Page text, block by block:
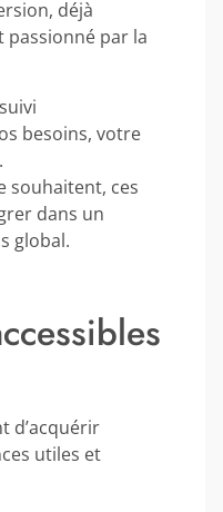
déjà
par la
besoins, votre
souhaitent, ces
dans un
global.
d’acquérir
utiles et